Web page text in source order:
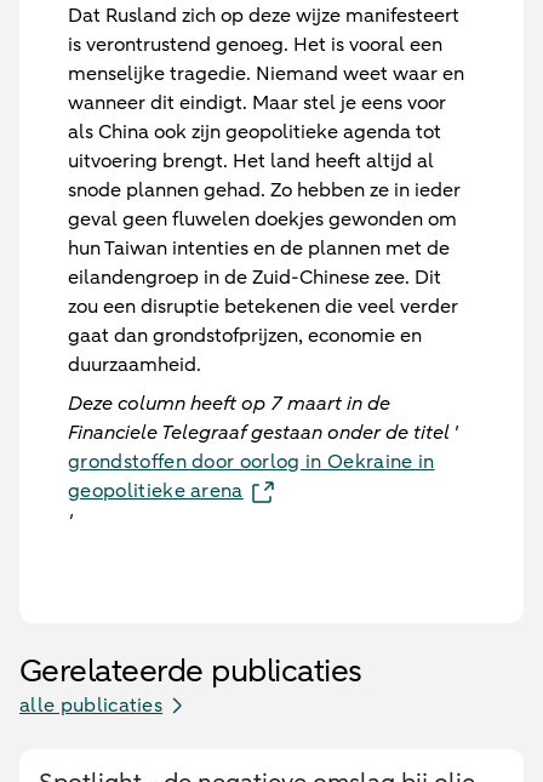
Dat Rusland zich op deze wijze manifesteert
is verontrustend genoeg. Het is vooral een
menselijke tragedie. Niemand weet waar en
wanneer dit eindigt. Maar stel je eens voor
als China ook zijn geopolitieke agenda tot
uitvoering brengt. Het land heeft altijd al
snode plannen gehad. Zo hebben ze in ieder
geval geen fluwelen doekjes gewonden om
hun Taiwan intenties en de plannen met de
eilandengroep in de Zuid-Chinese zee. Dit
zou een disruptie betekenen die veel verder
gaat dan grondstofprijzen, economie en
duurzaamheid.
Deze column heeft op 7 maart in de
Financiele Telegraaf gestaan onder de titel '
grondstoffen door oorlog in Oekraine in
geopolitieke arena
'
Gerelateerde publicaties
alle publicaties